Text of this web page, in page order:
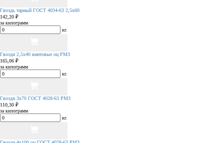
Гвоздь тарный ГОСТ 4034-63 2,5х60
142,20 ₽
за килограмм
кг.
Гвозди 2,5х40 винтовые оц РМЗ
165,06 ₽
за килограмм
кг.
Гвозди 3х70 ГОСТ 4028-63 РМЗ
110,30 ₽
за килограмм
кг.